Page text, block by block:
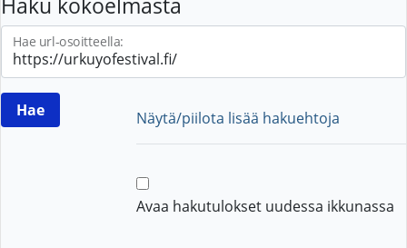
Hae url-osoitteella:
Näytä/piilota lisää hakuehtoja
Avaa hakutulokset uudessa ikkunassa